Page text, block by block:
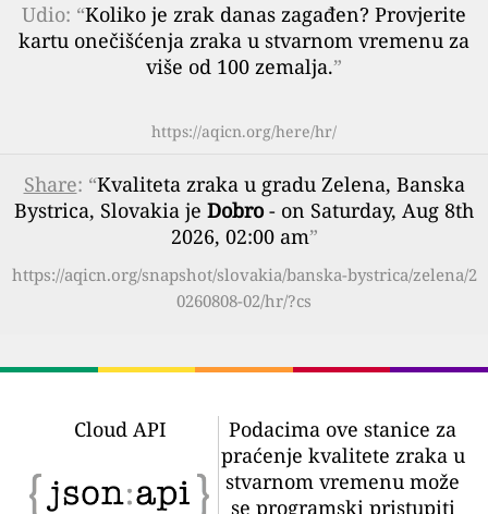
Udio: “Koliko je zrak danas zagađen? Provjerite
kartu onečišćenja zraka u stvarnom vremenu za
više od 100 zemalja.”
https://aqicn.org/here/hr/
Share: “Kvaliteta zraka u gradu Zelena, Banska
Bystrica, Slovakia je Dobro- on Saturday, Aug 8th
2026, 02:00 am”
https://aqicn.org/snapshot/slovakia/banska-bystrica/zelena/2
0260808-02/hr/?cs
Cloud API
Podacima ove stanice za
praćenje kvalitete zraka u
stvarnom vremenu može
se programski pristupiti